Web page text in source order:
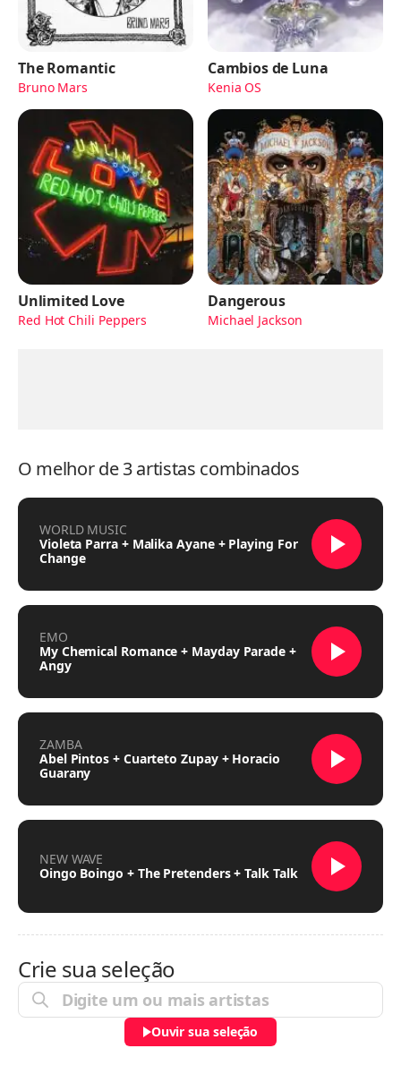
The Romantic
Bruno Mars
Cambios de Luna
Kenia OS
Unlimited Love
Red Hot Chili Peppers
Dangerous
Michael Jackson
O melhor de 3 artistas combinados
WORLD MUSIC
Violeta Parra + Malika Ayane + Playing For
Change
EMO
My Chemical Romance + Mayday Parade +
Angy
ZAMBA
Abel Pintos + Cuarteto Zupay + Horacio
Guarany
NEW WAVE
Oingo Boingo + The Pretenders + Talk Talk
Crie sua seleção
Ouvir sua seleção